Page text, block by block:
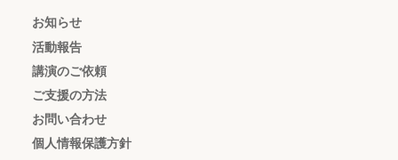
お知らせ
活動報告
講演のご依頼
ご支援の方法
お問い合わせ
個人情報保護方針